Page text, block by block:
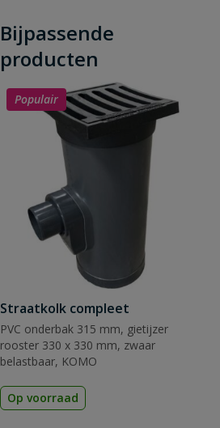
Bijpassende
producten
Populair
Straatkolk compleet
PVC onderbak 315 mm, gietijzer
rooster 330 x 330 mm, zwaar
belastbaar, KOMO
Op voorraad